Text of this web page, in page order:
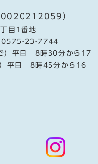
）
目1番地
:0575-23-7744
）平日 8時30分から17
）平日 8時45分から16